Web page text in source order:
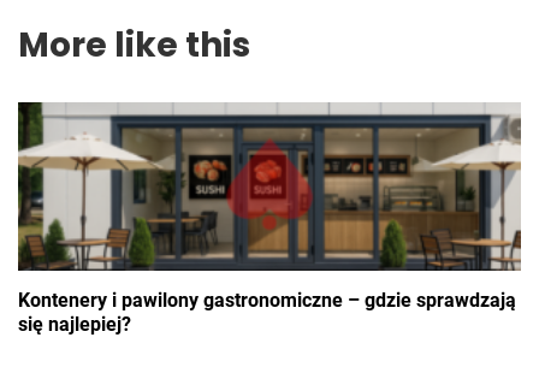
More like this
Kontenery i pawilony gastronomiczne – gdzie sprawdzają
się najlepiej?